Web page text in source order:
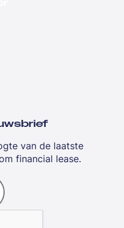
van de laatste
financial lease.